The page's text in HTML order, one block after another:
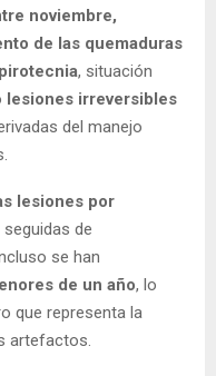
noviembre,
de las quemaduras
, situación
lesiones irreversibles
del manejo
lesiones por
seguidas de
se han
de un año, lo
que representa la
artefactos.